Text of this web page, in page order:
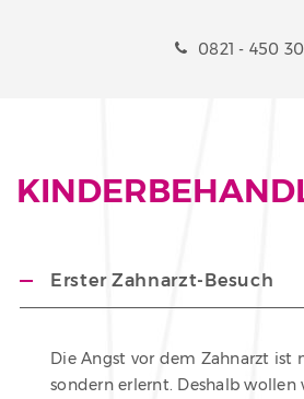
0821 - 450
Erster Zahnarzt-Besuch
Die Angst vor dem Zahnarzt ist
sondern erlernt. Deshalb wollen
Sie können jetzt mittels
kinderzahnärztliche
Für die Buchung nutzen Sie